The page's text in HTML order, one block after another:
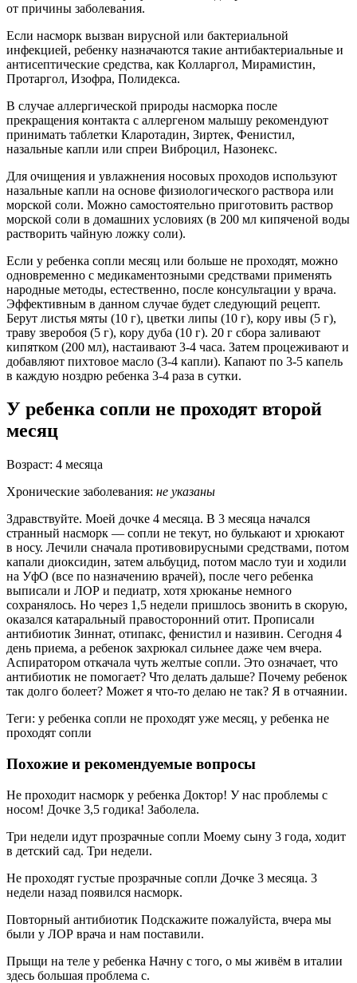
от причины заболевания.
Если насморк вызван вирусной или бактериальной
инфекцией, ребенку назначаются такие антибактериальные и
антисептические средства, как Колларгол, Мирамистин,
Протаргол, Изофра, Полидекса.
В случае аллергической природы насморка после
прекращения контакта с аллергеном малышу рекомендуют
принимать таблетки Кларотадин, Зиртек, Фенистил,
назальные капли или спреи Виброцил, Назонекс.
Для очищения и увлажнения носовых проходов используют
назальные капли на основе физиологического раствора или
морской соли. Можно самостоятельно приготовить раствор
морской соли в домашних условиях (в 200 мл кипяченой воды
растворить чайную ложку соли).
Если у ребенка сопли месяц или больше не проходят, можно
одновременно с медикаментозными средствами применять
народные методы, естественно, после консультации у врача.
Эффективным в данном случае будет следующий рецепт.
Берут листья мяты (10 г), цветки липы (10 г), кору ивы (5 г),
траву зверобоя (5 г), кору дуба (10 г). 20 г сбора заливают
кипятком (200 мл), настаивают 3-4 часа. Затем процеживают и
добавляют пихтовое масло (3-4 капли). Капают по 3-5 капель
в каждую ноздрю ребенка 3-4 раза в сутки.
У ребенка сопли не проходят второй
месяц
Возраст: 4 месяца
Хронические заболевания: не указаны
Здравствуйте. Моей дочке 4 месяца. В 3 месяца начался
странный насморк — сопли не текут, но булькают и хрюкают
в носу. Лечили сначала противовирусными средствами, потом
капали диоксидин, затем альбуцид, потом масло туи и ходили
на УфО (все по назначению врачей), после чего ребенка
выписали и ЛОР и педиатр, хотя хрюканье немного
сохранялось. Но через 1,5 недели пришлось звонить в скорую,
оказался катаральный правосторонний отит. Прописали
антибиотик Зиннат, отипакс, фенистил и називин. Сегодня 4
день приема, а ребенок захрюкал сильнее даже чем вчера.
Аспиратором откачала чуть желтые сопли. Это означает, что
антибиотик не помогает? Что делать дальше? Почему ребенок
так долго болеет? Может я что-то делаю не так? Я в отчаянии.
Теги: у ребенка сопли не проходят уже месяц, у ребенка не
проходят сопли
Похожие и рекомендуемые вопросы
Не проходит насморк у ребенка Доктор! У нас проблемы с
носом! Дочке 3,5 годика! Заболела.
Три недели идут прозрачные сопли Моему сыну 3 года, ходит
в детский сад. Три недели.
Не проходят густые прозрачные сопли Дочке 3 месяца. 3
недели назад появился насморк.
Повторный антибиотик Подскажите пожалуйста, вчера мы
были у ЛОР врача и нам поставили.
Прыщи на теле у ребенка Начну с того, о мы живём в италии
здесь большая проблема с.